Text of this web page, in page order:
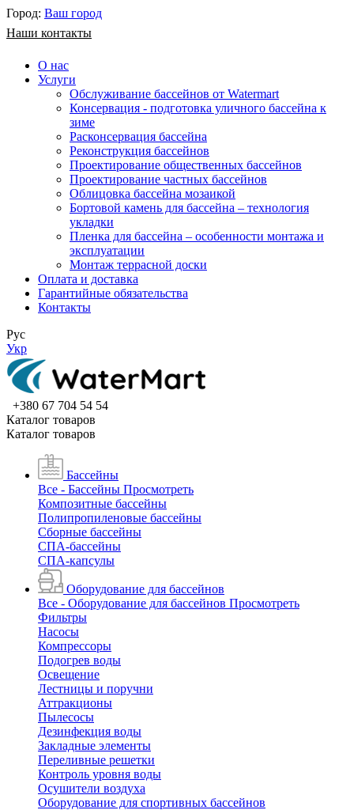
Город: Ваш город
Наши контакты
О нас
Услуги
Обслуживание бассейнов от Watermart
Консервация - подготовка уличного бассейна к
зиме
Расконсервация бассейна
Реконструкция бассейнов
Проектирование общественных бассейнов
Проектирование частных бассейнов
​Облицовка бассейна мозаикой
Бортовой камень для бассейна – технология
укладки
Пленка для бассейна – особенности монтажа и
эксплуатации
Монтаж террасной доски
Оплата и доставка
Гарантийные обязательства
Контакты
Рус
Укр
+380 67 704 54 54
Каталог товаров
Каталог товаров
Бассейны
Все - Бассейны Просмотреть
Композитные бассейны
Полипропиленовые бассейны
Сборные бассейны
СПА-бассейны
СПА-капсулы
Оборудование для бассейнов
Все - Оборудование для бассейнов Просмотреть
Фильтры
Насосы
Компрессоры
Подогрев воды
Освещение
Лестницы и поручни
Аттракционы
Пылесосы
Дезинфекция воды
Закладные элементы
Переливные решетки
Контроль уровня воды
Осушители воздуха
Оборудование для спортивных бассейнов